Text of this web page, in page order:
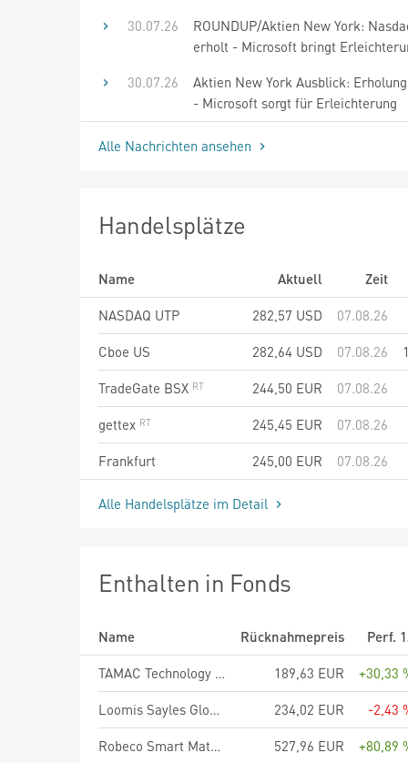
30.07.26
ROUNDUP/Aktien New York:
erholt - Microsoft bringt
30.07.26
Aktien New York Ausblick:
- Microsoft sorgt für Erleichterung
Alle Nachrichten ansehen
Handelsplätze
Name Aktuell
Zeit
NASDAQ UTP
282,57 USD
07.08.26
Cboe US
282,64 USD 07.08.26
TradeGate BSX
244,50 EUR
07.08.26
gettex
245,45 EUR
07.08.26
Frankfurt
245,00 EUR 07.08.26
Alle Handelsplätze im Detail
Enthalten in Fonds
Name Rücknahmepreis
Perf.
TAMAC Technology Champions - Anteilklasse A
189,63 EUR
+30,33
Loomis Sayles Global Growth Equity Fund R/A (EUR)
234,02 EUR
-2,43
Robeco Smart Materials D EUR
527,96 EUR
+80,89